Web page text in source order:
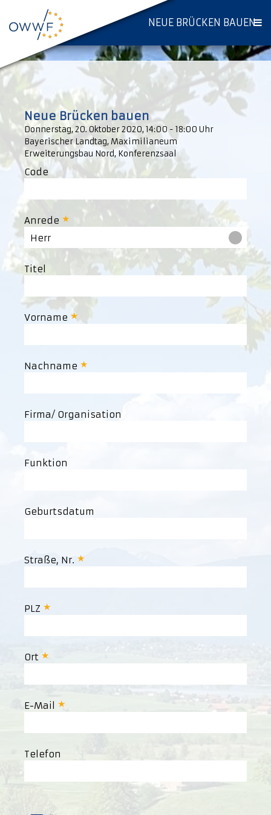
NEUE BRÜCKEN BAUEN
Neue Brücken bauen
Donnerstag, 20. Oktober 2020, 14:00 - 18:00 Uhr
Bayerischer Landtag, Maximilianeum
Erweiterungsbau Nord, Konferenzsaal
Code
Anrede
Herr
Titel
Vorname
Nachname
Firma/ Organisation
Funktion
Geburtsdatum
Straße, Nr.
PLZ
Ort
E-Mail
Telefon